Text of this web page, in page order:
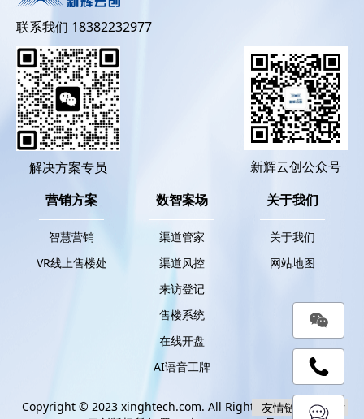
联系我们 18382232977
解决方案专员
新辉云创公众号
营销方案
智慧营销
VR线上售楼处
数智案场
渠道管家
渠道风控
来访登记
售楼系统
在线开盘
AI语音工牌
关于我们
关于我们
网站地图
Copyright © 2023 xinghtech.com. All Rights Reserved. 新辉